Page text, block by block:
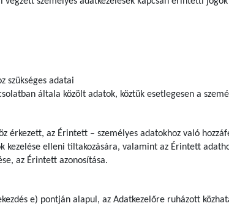
szükséges adatai
általa közölt adatok, köztük esetlegesen a
érkezett, az Érintett – személyes adatokhoz való
kezelése elleni tiltakozására, valamint az Érintett
az Érintett azonosítása.
e) pontján alapul, az Adatkezelőre ruházott